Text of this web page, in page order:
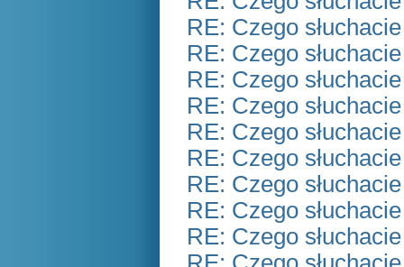
RE: Czego
RE: Czego
RE: Czego
RE: Czego
RE: Czego
RE: Czego
RE: Czego
RE: Czego
RE: Czego